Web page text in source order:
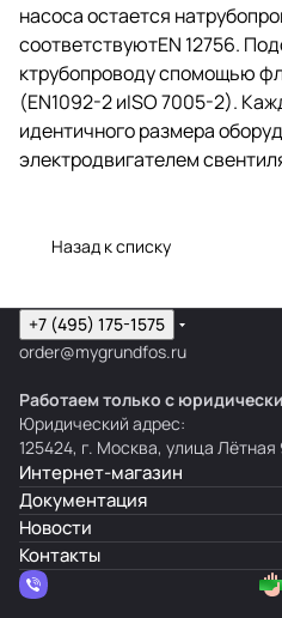
насоса остается
соответствуютEN 12756.
ктрубопроводу спомощью
(EN1092-2 иISO 7005-2).
идентичного размера
электродвигателем
Назад к списку
+7 (495) 175-1575
order@mygrundfos.ru
Работаем только с
Юридический адрес:
125424, г. Москва, улица
Интернет-магазин
Документация
Новости
Контакты